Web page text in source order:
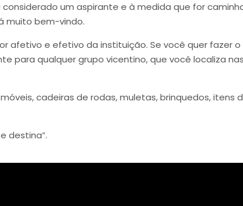
um aspirante e à medida que for
muito bem-vindo.
afetivo e efetivo da instituição. Se você quer fazer
para qualquer grupo vicentino, que você localiza
cadeiras de rodas, muletas, brinquedos, itens
destina”.